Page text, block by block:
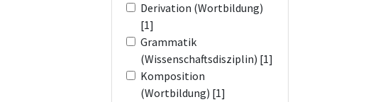
Derivation (Wortbildung)
[1]
Grammatik
(Wissenschaftsdisziplin) [1]
Komposition
(Wortbildung) [1]